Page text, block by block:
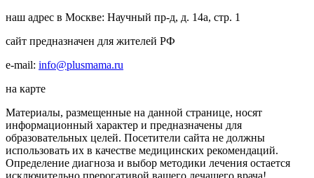
наш адрес в Москве: Научный пр-д, д. 14а, стр. 1
сайт предназначен для жителей РФ
e-mail: info@plusmama.ru
на карте
Материалы, размещенные на данной странице, носят
информационный характер и предназначены для
образовательных целей. Посетители сайта не должны
использовать их в качестве медицинских рекомендаций.
Определение диагноза и выбор методики лечения остается
исключительно прерогативой вашего лечащего врача!